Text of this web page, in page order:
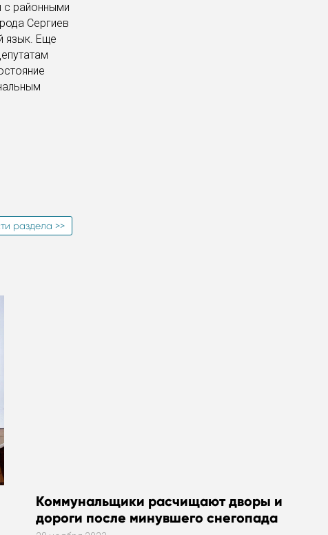
с районными
Сергиев
язык. Еще
раздела >>
Коммунальщики расчищают дворы и
дороги после минувшего снегопада